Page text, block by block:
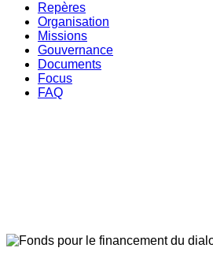
Repères
Organisation
Missions
Gouvernance
Documents
Focus
FAQ